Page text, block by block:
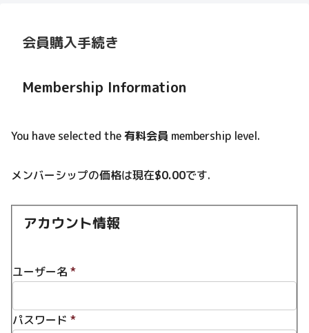
会員購入手続き
Membership Information
You have selected the有料会員 membership level.
メンバーシップの価格は現在$0.00です.
アカウント情報
ユーザー名 *
パスワード *